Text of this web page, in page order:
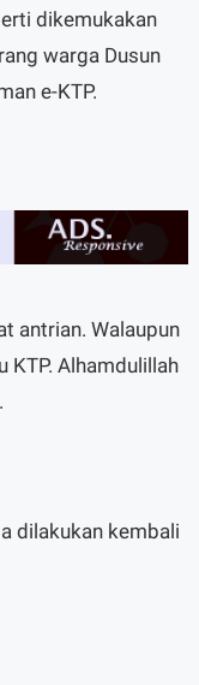
dikemukakan
warga Dusun
e-KTP.
antrian. Walaupun
KTP. Alhamdulillah
dilakukan kembali